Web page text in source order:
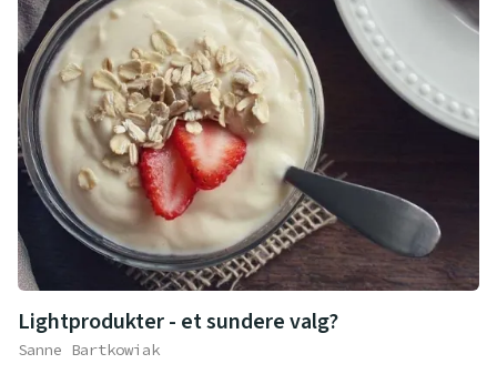
Lightprodukter - et sundere valg?
Sanne Bartkowiak